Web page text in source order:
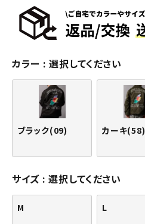
カラー 選択してください
ブラック(09) カーキ(58)
サイズ 選択してください
M L